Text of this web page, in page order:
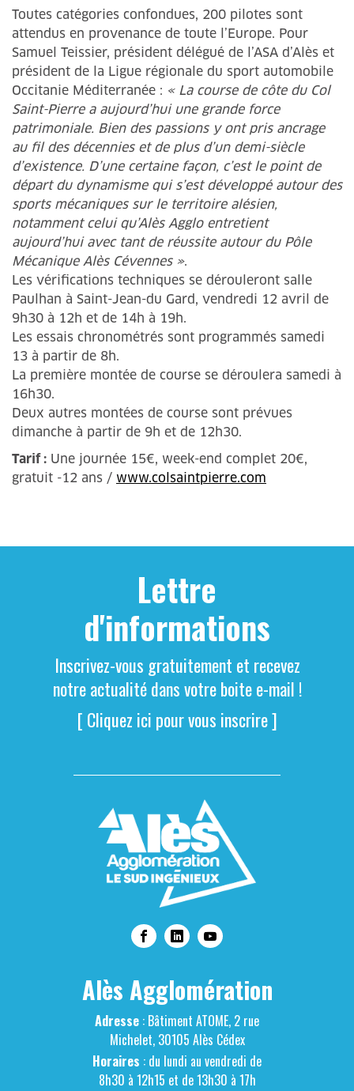
Toutes catégories confondues, 200 pilotes sont
attendus en provenance de toute l’Europe. Pour
Samuel Teissier, président délégué de l’ASA d’Alès et
président de la Ligue régionale du sport automobile
Occitanie Méditerranée : « La course de côte du Col
Saint-Pierre a aujourd’hui une grande force
patrimoniale. Bien des passions y ont pris ancrage
au fil des décennies et de plus d’un demi-siècle
d’existence. D’une certaine façon, c’est le point de
départ du dynamisme qui s’est développé autour des
sports mécaniques sur le territoire alésien,
notamment celui qu’Alès Agglo entretient
aujourd’hui avec tant de réussite autour du Pôle
Mécanique Alès Cévennes ».
Les vérifications techniques se dérouleront salle
Paulhan à Saint-Jean-du Gard, vendredi 12 avril de
9h30 à 12h et de 14h à 19h.
Les essais chronométrés sont programmés samedi
13 à partir de 8h.
La première montée de course se déroulera samedi à
16h30.
Deux autres montées de course sont prévues
dimanche à partir de 9h et de 12h30.
Tarif : Une journée 15€, week-end complet 20€,
gratuit -12 ans / www.colsaintpierre.com
Lettre
d'informations
Inscrivez-vous gratuitement et recevez
notre actualité dans votre boite e-mail !
[ Cliquez ici pour vous inscrire ]
Alès Agglomération
Adresse : Bâtiment ATOME, 2 rue
Michelet, 30105 Alès Cédex
Horaires : du lundi au vendredi de
8h30 à 12h15 et de 13h30 à 17h